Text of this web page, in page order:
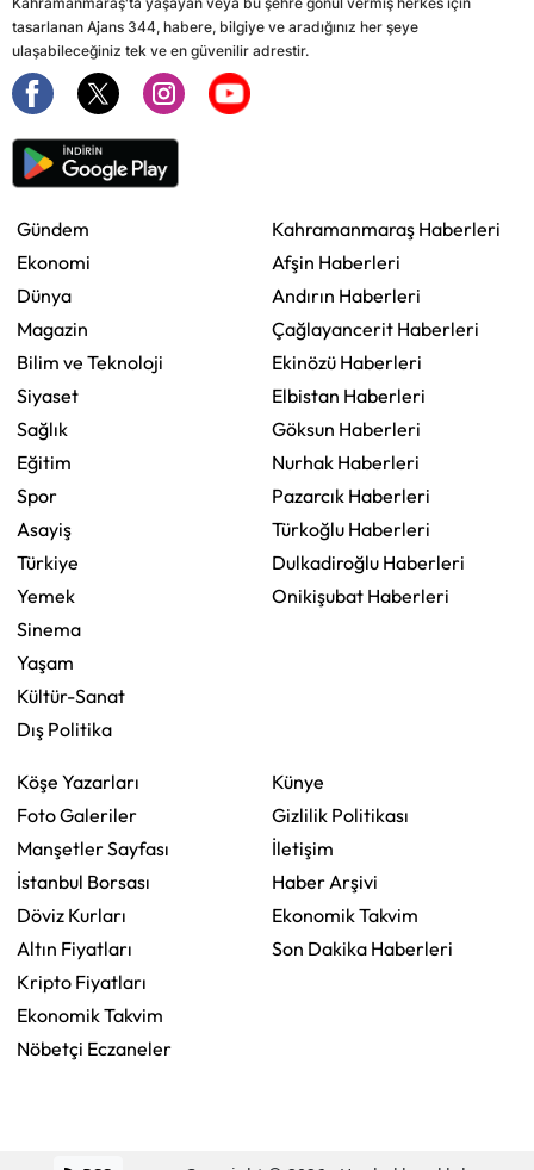
tasarlanan Ajans 344, habere, bilgiye ve aradığınız her şeye
ulaşabileceğiniz tek ve en güvenilir adrestir.
Gündem
Ekonomi
Dünya
Magazin
Bilim ve Teknoloji
Siyaset
Sağlık
Eğitim
Spor
Asayiş
Türkiye
Yemek
Sinema
Yaşam
Kültür-Sanat
Dış Politika
Kahramanmaraş Haberleri
Afşin Haberleri
Andırın Haberleri
Çağlayancerit Haberleri
Ekinözü Haberleri
Elbistan Haberleri
Göksun Haberleri
Nurhak Haberleri
Pazarcık Haberleri
Türkoğlu Haberleri
Dulkadiroğlu Haberleri
Onikişubat Haberleri
Köşe Yazarları
Foto Galeriler
Manşetler Sayfası
İstanbul Borsası
Döviz Kurları
Altın Fiyatları
Kripto Fiyatları
Ekonomik Takvim
Nöbetçi Eczaneler
Künye
Gizlilik Politikası
İletişim
Haber Arşivi
Ekonomik Takvim
Son Dakika Haberleri